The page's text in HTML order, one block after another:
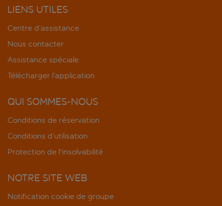
LIENS UTILES
Centre d’assistance
Nous contacter
Assistance spéciale
Télécharger l’application
QUI SOMMES-NOUS
Conditions de réservation
Conditions d’utilisation
Protection de l'insolvabilité
NOTRE SITE WEB
Notification cookie de groupe